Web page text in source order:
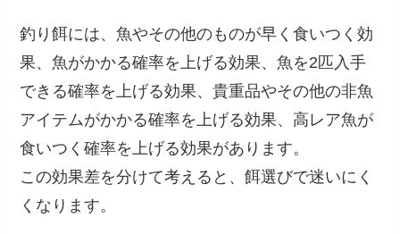
釣り餌には、魚やその他のものが早く食いつく効
果、魚がかかる確率を上げる効果、魚を2匹入手
できる確率を上げる効果、貴重品やその他の非魚
アイテムがかかる確率を上げる効果、高レア魚が
食いつく確率を上げる効果があります。
この効果差を分けて考えると、餌選びで迷いにく
くなります。